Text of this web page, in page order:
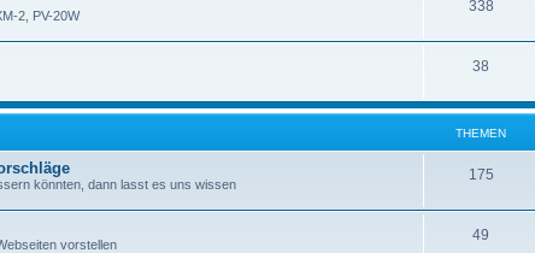
2, PV-20W
338
38
THEMEN
könnten, dann lasst es uns wissen
175
vorstellen
49